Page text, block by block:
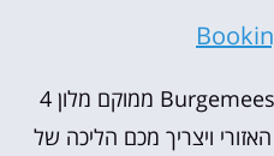
ברחוב Burgemeester Kerstenslaan ממוקם מלון 4
ויצריך מכם הליכה של